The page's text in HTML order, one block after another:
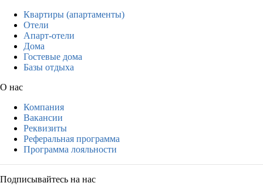
Квартиры (апартаменты)
Отели
Апарт-отели
Дома
Гостевые дома
Базы отдыха
О нас
Компания
Вакансии
Реквизиты
Реферальная программа
Программа лояльности
Подписывайтесь на нас